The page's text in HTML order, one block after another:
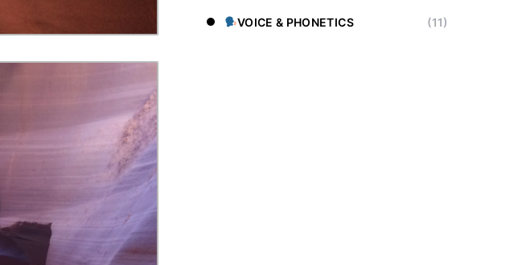
VOICE & PHONETICS (11)